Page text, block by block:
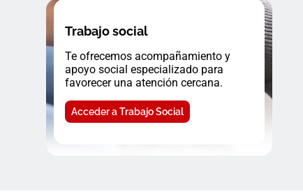
Trabajo social
Te ofrecemos acompañamiento y
apoyo social especializado para
favorecer una atención cercana.
Acceder a Trabajo Social